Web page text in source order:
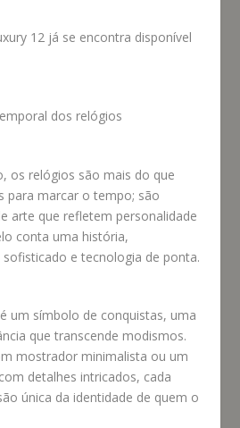
12 já se encontra disponível
dos relógios
os relógios são mais do que
para marcar o tempo; são
arte que refletem personalidade
conta uma história,
e tecnologia de ponta.
um símbolo de conquistas, uma
que transcende modismos.
mostrador minimalista ou um
detalhes intricados, cada
única da identidade de quem o